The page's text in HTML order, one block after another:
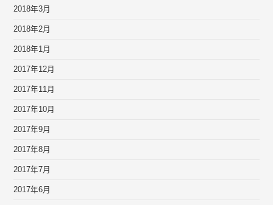
2018年3月
2018年2月
2018年1月
2017年12月
2017年11月
2017年10月
2017年9月
2017年8月
2017年7月
2017年6月